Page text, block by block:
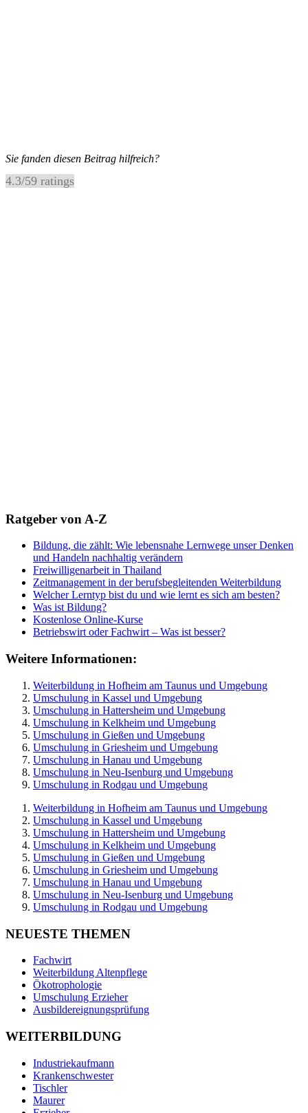
Sie fanden diesen Beitrag hilfreich?
4.3/59 ratings
Ratgeber von A-Z
Bildung, die zählt: Wie lebensnahe Lernwege unser Denken
und Handeln nachhaltig verändern
Freiwilligenarbeit in Thailand
Zeitmanagement in der berufsbegleitenden Weiterbildung
Welcher Lerntyp bist du und wie lernt es sich am besten?
Was ist Bildung?
Kostenlose Online-Kurse
Betriebswirt oder Fachwirt – Was ist besser?
Weitere Informationen:
Weiterbildung in Hofheim am Taunus und Umgebung
Umschulung in Kassel und Umgebung
Umschulung in Hattersheim und Umgebung
Umschulung in Kelkheim und Umgebung
Umschulung in Gießen und Umgebung
Umschulung in Griesheim und Umgebung
Umschulung in Hanau und Umgebung
Umschulung in Neu-Isenburg und Umgebung
Umschulung in Rodgau und Umgebung
Weiterbildung in Hofheim am Taunus und Umgebung
Umschulung in Kassel und Umgebung
Umschulung in Hattersheim und Umgebung
Umschulung in Kelkheim und Umgebung
Umschulung in Gießen und Umgebung
Umschulung in Griesheim und Umgebung
Umschulung in Hanau und Umgebung
Umschulung in Neu-Isenburg und Umgebung
Umschulung in Rodgau und Umgebung
NEUESTE THEMEN
Fachwirt
Weiterbildung Altenpflege
Ökotrophologie
Umschulung Erzieher
Ausbildereignungsprüfung
WEITERBILDUNG
Industriekaufmann
Krankenschwester
Tischler
Maurer